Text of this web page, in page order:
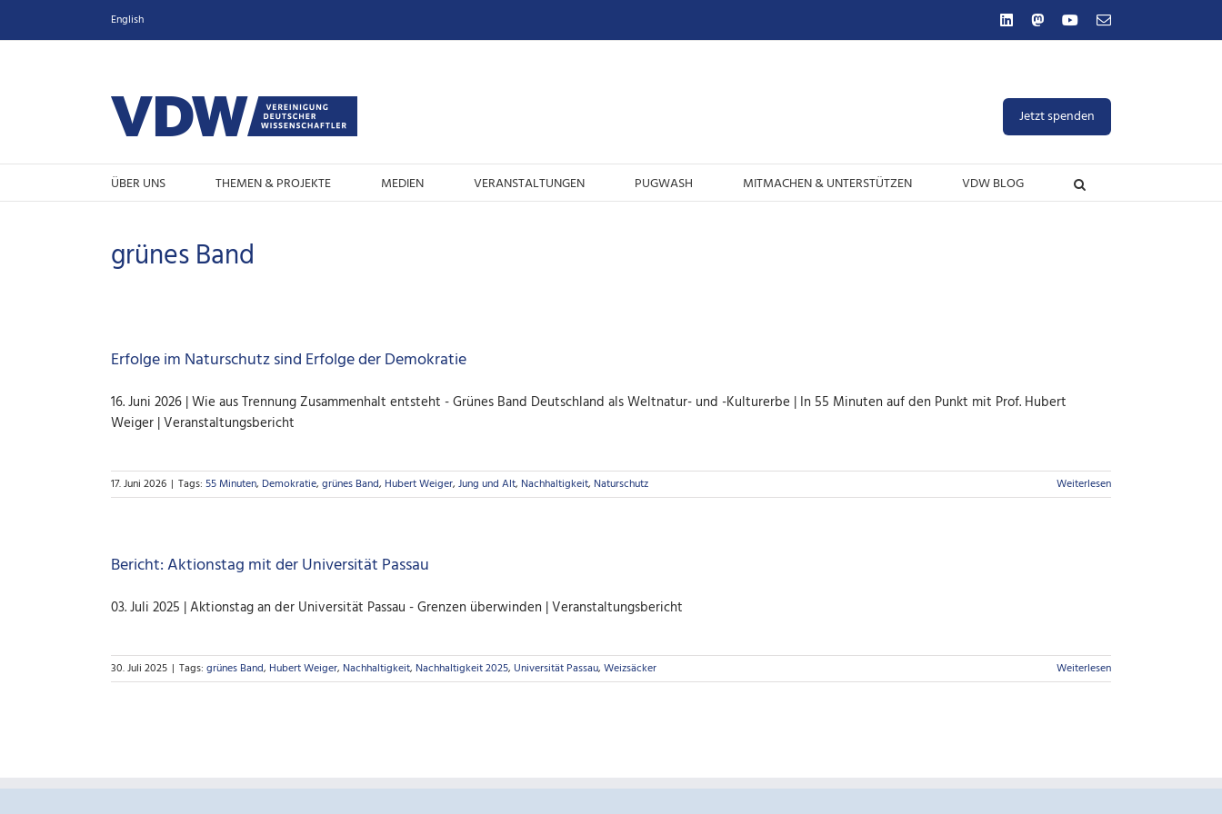
English LinkedInMastodonYouTube
E-
Jetzt spenden
ÜBER UNS THEMEN & PROJEKTE MEDIEN VERANSTALTUNGEN PUGWASH MITMACHEN & UNTERSTÜTZEN VDW BLOG
grünes Band
Erfolge im Naturschutz sind Erfolge der Demokratie
16. Juni 2026 | Wie aus Trennung Zusammenhalt entsteht - Grünes Band Deutschland als Weltnatur- und -Kulturerbe | In 55 Minuten auf den Punkt mit Prof. Hubert
Weiger | Veranstaltungsbericht
17. Juni 2026 | Tags: 55 Minuten, Demokratie, grünes Band, Hubert Weiger, Jung und Alt, Nachhaltigkeit, Naturschutz Weiterlesen
Bericht: Aktionstag mit der Universität Passau
03. Juli 2025 | Aktionstag an der Universität Passau - Grenzen überwinden | Veranstaltungsbericht
30. Juli 2025 | Tags: grünes Band, Hubert Weiger, Nachhaltigkeit, Nachhaltigkeit 2025, Universität Passau, Weizsäcker Weiterlesen